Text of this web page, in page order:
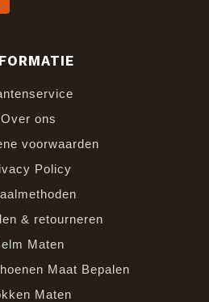
Over ons
voorwaarden
Policy
& retourneren
Maten
Maat Bepalen
Maten